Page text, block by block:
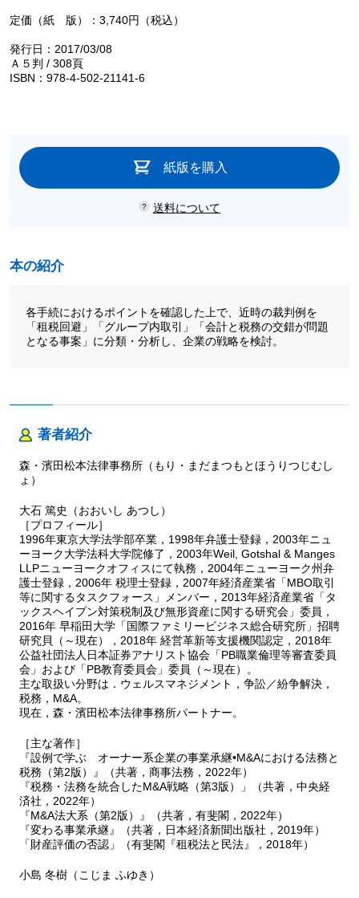
定価（紙 版）：3,740円（税込）
発行日：2017/03/08
Ａ５判 / 308頁
ISBN：978-4-502-21141-6
紙版を購入
送料について
本の紹介
各手続におけるポイントを確認した上で、近時の裁判例を
「租税回避」「グループ内取引」「会計と税務の交錯が問題
となる事案」に分類・分析し、企業の戦略を検討。
著者紹介
森・濱田松本法律事務所（もり・まだまつもとほうりつじむし
ょ）
大石 篤史（おおいし あつし）
［プロフィール］
1996年東京大学法学部卒業，1998年弁護士登録，2003年ニュ
ーヨーク大学法科大学院修了，2003年Weil, Gotshal & Manges
LLPニューヨークオフィスにて執務，2004年ニューヨーク州弁
護士登録，2006年 税理士登録，2007年経済産業省「MBO取引
等に関するタスクフォース」メンバー，2013年経済産業省「タ
ックスヘイプン対策税制及び無形資産に関する研究会」委員，
2016年 早稲田大学「国際ファミリービジネス総合研究所」招聘
研究貝（～現在），2018年 経営革新等支援機関認定，2018年
公益社団法人日本証券アナリスト協会「PB職業倫理等審査委員
会」および「PB教育委員会」委員（～現在）。
主な取扱い分野は．ウェルスマネジメント，争訟／紛争解決，
税務，M&A。
現在，森・濱田松本法律事務所パートナー。
［主な著作］
『設例で学ぶ オーナー系企業の事業承継•M&Aにおける法務と
税務（第2版）』（共著，商事法務，2022年）
『税務・法務を統合したM&A戦略（第3版）」（共著，中央経
済社，2022年）
『M&A法大系（第2版）』（共著，有斐閣，2022年）
『変わる事業承継』（共著，日本経済新聞出版社，2019年）
「財産評価の否認」（有斐閣『租税法と民法』，2018年）
小島 冬樹（こじま ふゆき）